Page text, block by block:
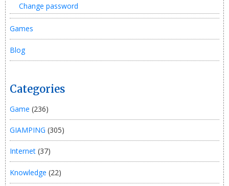
Change password
Games
Blog
Categories
Game (236)
GIAMPING (305)
Internet (37)
Knowledge (22)